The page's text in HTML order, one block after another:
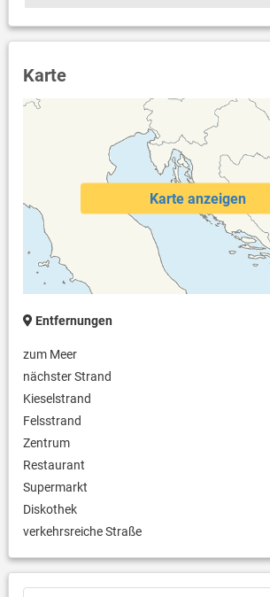
Handtücher vorhanden
Waschmaschine in der Unterkunft
Internet per WLAN
Karte
Karte anzeigen
Entfernungen
zum Meer
nächster Strand
Kieselstrand
Felsstrand
Zentrum
Restaurant
Supermarkt
Diskothek
verkehrsreiche Straße